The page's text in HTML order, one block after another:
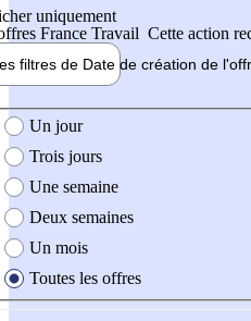
uniquement
France Travail Cette action
filtres de Date de création de
création de l'offre
Un jour
Trois jours
Une semaine
Deux semaines
Un mois
Toutes les offres